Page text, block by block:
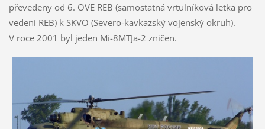
převedeny od 6. OVE REB (samostatná vrtulníková letka pro
vedení REB) k SKVO (Severo-kavkazský vojenský okruh).
V roce 2001 byl jeden Mi-8MTJa-2 zničen.